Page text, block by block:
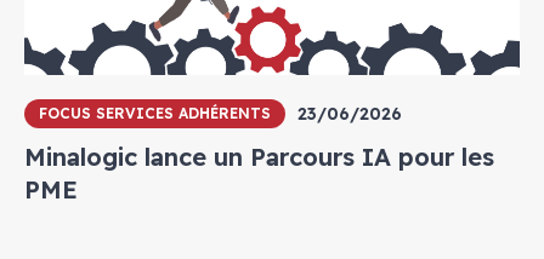
FOCUS SERVICES ADHÉRENTS 23/06/2026
Minalogic lance un Parcours IA pour les
PME